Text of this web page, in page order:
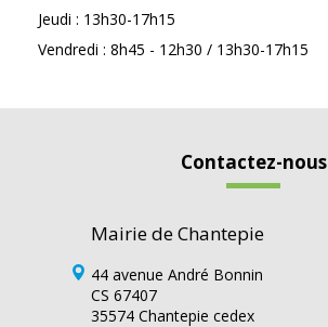
Jeudi : 13h30-17h15
Vendredi : 8h45 - 12h30 / 13h30-17h15
Contactez-nous
Mairie de Chantepie
44 avenue André Bonnin
CS 67407
35574 Chantepie cedex